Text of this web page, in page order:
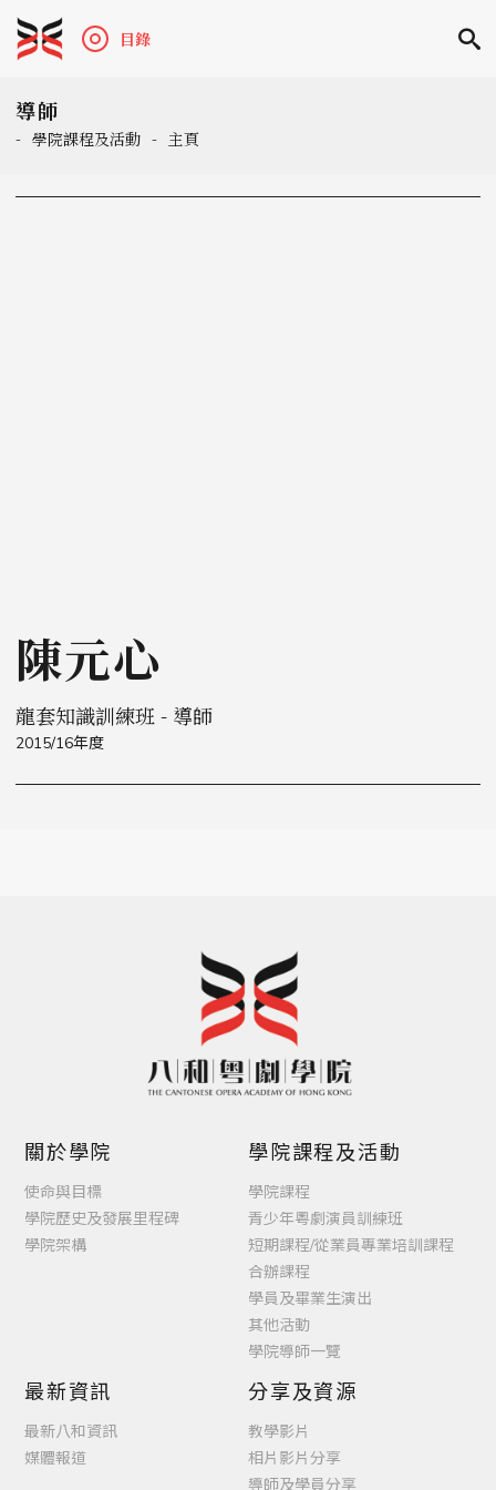
目錄
導師
- 學院課程及活動 - 主頁
陳元心
龍套知識訓練班 - 導師
2015/16年度
關於學院
使命與目標
學院歷史及發展里程碑
學院架構
學院課程及活動
學院課程
青少年粵劇演員訓練班
短期課程/從業員專業培訓課程
合辦課程
學員及畢業生演出
其他活動
學院導師一覽
最新資訊
最新八和資訊
媒體報道
分享及資源
教學影片
相片影片分享
導師及學員分享